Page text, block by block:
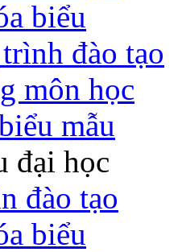
biểu
đào tạo
môn học
mẫu
đại học
đào tạo
biểu